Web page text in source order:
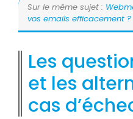
Sur le même sujet :
vos emails efficacement ?
Les
et les
cas